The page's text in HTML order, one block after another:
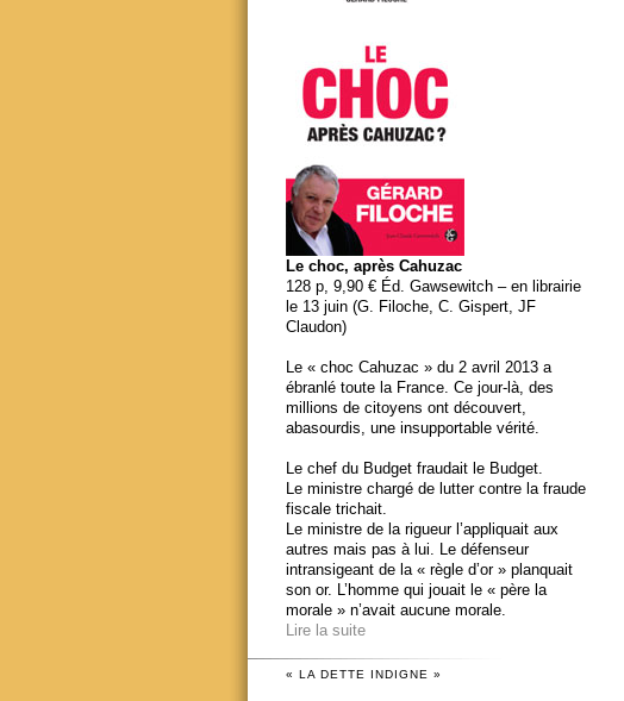
Le choc, après Cahuzac
128 p, 9,90 € Éd. Gawsewitch – en librairie
le 13 juin (G. Filoche, C. Gispert, JF
Claudon)
Le « choc Cahuzac » du 2 avril 2013 a
ébranlé toute la France. Ce jour-là, des
millions de citoyens ont découvert,
abasourdis, une insupportable vérité.
Le chef du Budget fraudait le Budget.
Le ministre chargé de lutter contre la fraude
fiscale trichait.
Le ministre de la rigueur l’appliquait aux
autres mais pas à lui. Le défenseur
intransigeant de la « règle d’or » planquait
son or. L’homme qui jouait le « père la
morale » n’avait aucune morale.
Lire la suite
« LA DETTE INDIGNE »